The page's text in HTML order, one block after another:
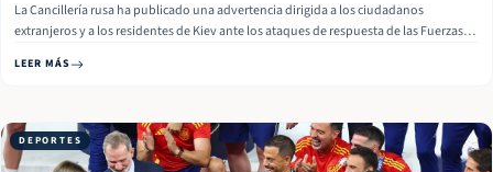
La Cancillería rusa ha publicado una advertencia dirigida a los ciudadanos
extranjeros y a los residentes de Kiev ante los ataques de respuesta de las Fuerzas
Rusia, incluido el reciente ataque mortal contra la residencia estudiantil en
LEER MÁS
DEPORTES